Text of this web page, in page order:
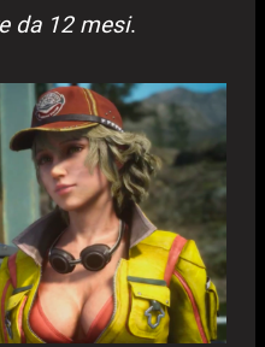
da 12 mesi.